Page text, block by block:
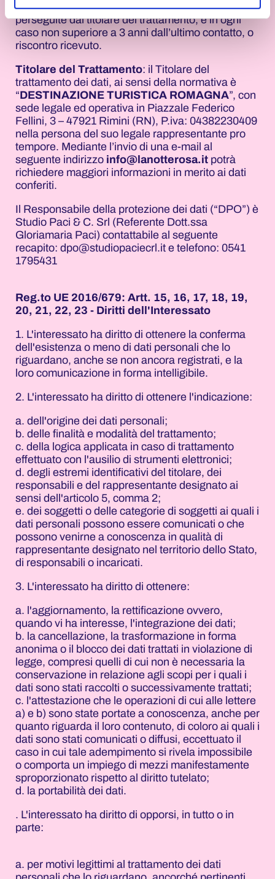
relativi al marketing è funzionale alle finalità
perseguite dal titolare del trattamento, e in ogni
caso non superiore a 3 anni dall’ultimo contatto, o
riscontro ricevuto.
Titolare del Trattamento: il Titolare del
trattamento dei dati, ai sensi della normativa è
“DESTINAZIONE TURISTICA ROMAGNA”, con
sede legale ed operativa in Piazzale Federico
Fellini, 3 – 47921 Rimini (RN), P.iva: 04382230409
nella persona del suo legale rappresentante pro
tempore. Mediante l’invio di una e-mail al
seguente indirizzo info@lanotterosa.it potrà
richiedere maggiori informazioni in merito ai dati
conferiti.
Il Responsabile della protezione dei dati (“DPO”) è
Studio Paci & C. Srl (Referente Dott.ssa
Gloriamaria Paci) contattabile al seguente
recapito: dpo@studiopaciecrl.it e telefono: 0541
1795431
Reg.to UE 2016/679: Artt. 15, 16, 17, 18, 19,
20, 21, 22, 23 - Diritti dell'Interessato
1. L'interessato ha diritto di ottenere la conferma
dell'esistenza o meno di dati personali che lo
riguardano, anche se non ancora registrati, e la
loro comunicazione in forma intelligibile.
2. L'interessato ha diritto di ottenere l'indicazione:
a. dell'origine dei dati personali;
b. delle finalità e modalità del trattamento;
c. della logica applicata in caso di trattamento
effettuato con l'ausilio di strumenti elettronici;
d. degli estremi identificativi del titolare, dei
responsabili e del rappresentante designato ai
sensi dell'articolo 5, comma 2;
e. dei soggetti o delle categorie di soggetti ai quali i
dati personali possono essere comunicati o che
possono venirne a conoscenza in qualità di
rappresentante designato nel territorio dello Stato,
di responsabili o incaricati.
3. L'interessato ha diritto di ottenere:
a. l'aggiornamento, la rettificazione ovvero,
quando vi ha interesse, l'integrazione dei dati;
b. la cancellazione, la trasformazione in forma
anonima o il blocco dei dati trattati in violazione di
legge, compresi quelli di cui non è necessaria la
conservazione in relazione agli scopi per i quali i
dati sono stati raccolti o successivamente trattati;
c. l'attestazione che le operazioni di cui alle lettere
a) e b) sono state portate a conoscenza, anche per
quanto riguarda il loro contenuto, di coloro ai quali i
dati sono stati comunicati o diffusi, eccettuato il
caso in cui tale adempimento si rivela impossibile
o comporta un impiego di mezzi manifestamente
sproporzionato rispetto al diritto tutelato;
d. la portabilità dei dati.
. L'interessato ha diritto di opporsi, in tutto o in
parte:
a. per motivi legittimi al trattamento dei dati